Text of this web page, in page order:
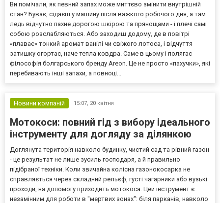
Ви помічали, як певний запах може миттєво змінити внутрішній
стан? Буває, сідаєш у машину після важкого робочого дня, а там
ледь відчутно пахне дорогою шкірою та прянощами - і плечі самі
собою розслабляються. Або заходиш додому, де в повітрі
«плаває» тонкий аромат ванілі чи свіжого лотоса, і відчуття
затишку огортає, наче тепла ковдра. Саме в цьому і полягає
філософія болгарського бренду Areon. Це не просто «пахучки», які
перебивають інші запахи, а повноці...
Новини компаній 15:07, 20 квітня
Мотокоси: повний гід з вибору ідеального
інструменту для догляду за ділянкою
Доглянута територія навколо будинку, чистий сад та рівний газон
- це результат не лише зусиль господаря, а й правильно
підібраної техніки. Коли звичайна колісна газонокосарка не
справляється через складний рельєф, густі чагарники або вузькі
проходи, на допомогу приходить мотокоса. Цей інструмент є
незамінним для роботи в "мертвих зонах": біля парканів, навколо